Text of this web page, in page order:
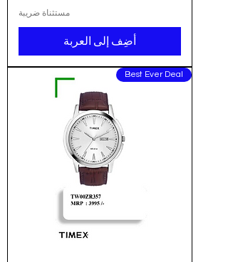
مستثناة ضريبة
أضِف إلى العربة
Best Ever Deal